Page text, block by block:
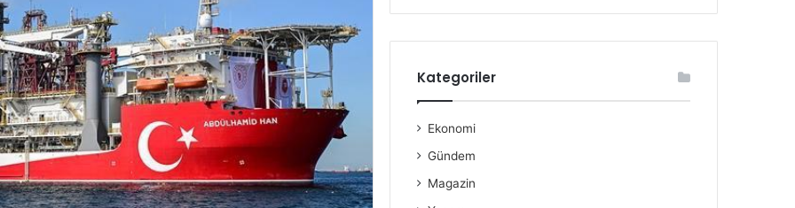
Kategoriler
Ekonomi
Gündem
Magazin